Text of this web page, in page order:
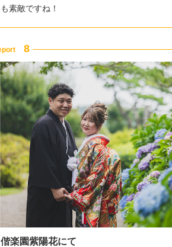
も素敵ですね！
偕楽園紫陽花にて